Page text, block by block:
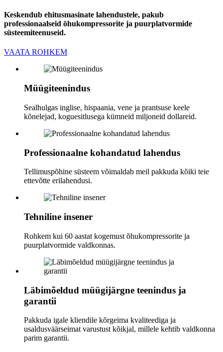
Keskendub ehitusmasinate lahendustele, pakub
professionaalseid õhukompressorite ja puurplatvormide
süsteemiteenuseid.
VAATA ROHKEM
Müügiteenindus
Sealhulgas inglise, hispaania, vene ja prantsuse keele
kõnelejad, koguesitlusega kümneid miljoneid dollareid.
Professionaalne kohandatud lahendus
Tellimuspõhine süsteem võimaldab meil pakkuda kõiki teie
ettevõtte erilahendusi.
Tehniline insener
Rohkem kui 60 aastat kogemust õhukompressorite ja
puurplatvormide valdkonnas.
Läbimõeldud müügijärgne teenindus ja
garantii
Pakkuda igale kliendile kõrgeima kvaliteediga ja
usaldusväärseimat varustust kõikjal, millele kehtib valdkonna
parim garantii.